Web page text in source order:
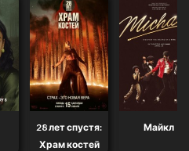
28 лет спустя:
Храм костей
Майкл